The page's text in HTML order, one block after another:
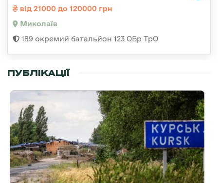
від 21000 до 120000 грн
Миколаїв
189 окремий батальйон 123 ОБр ТрО
ПУБЛІКАЦІЇ